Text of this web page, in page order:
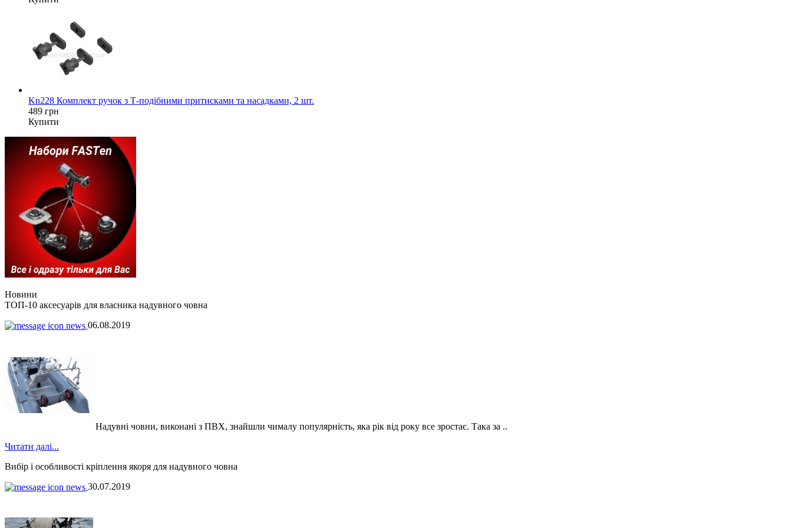
Kn228 Комплект ручок з Т-подібними притисками та насадками, 2 шт.
489 грн
Купити
Новини
ТОП-10 аксесуарів для власника надувного човна
06.08.2019
Надувні човни, виконані з ПВХ, знайшли чималу популярність, яка рік від року все зростає. Така за ..
Читати далі...
Вибір і особливості кріплення якоря для надувного човна
30.07.2019